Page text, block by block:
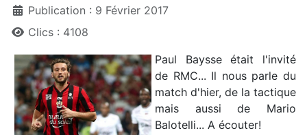
Publication : 9 Février 2017
Clics : 4108
Paul Baysse était l'invité
de RMC... Il nous parle du
match d'hier, de la tactique
mais aussi de Mario
Balotelli... A écouter!